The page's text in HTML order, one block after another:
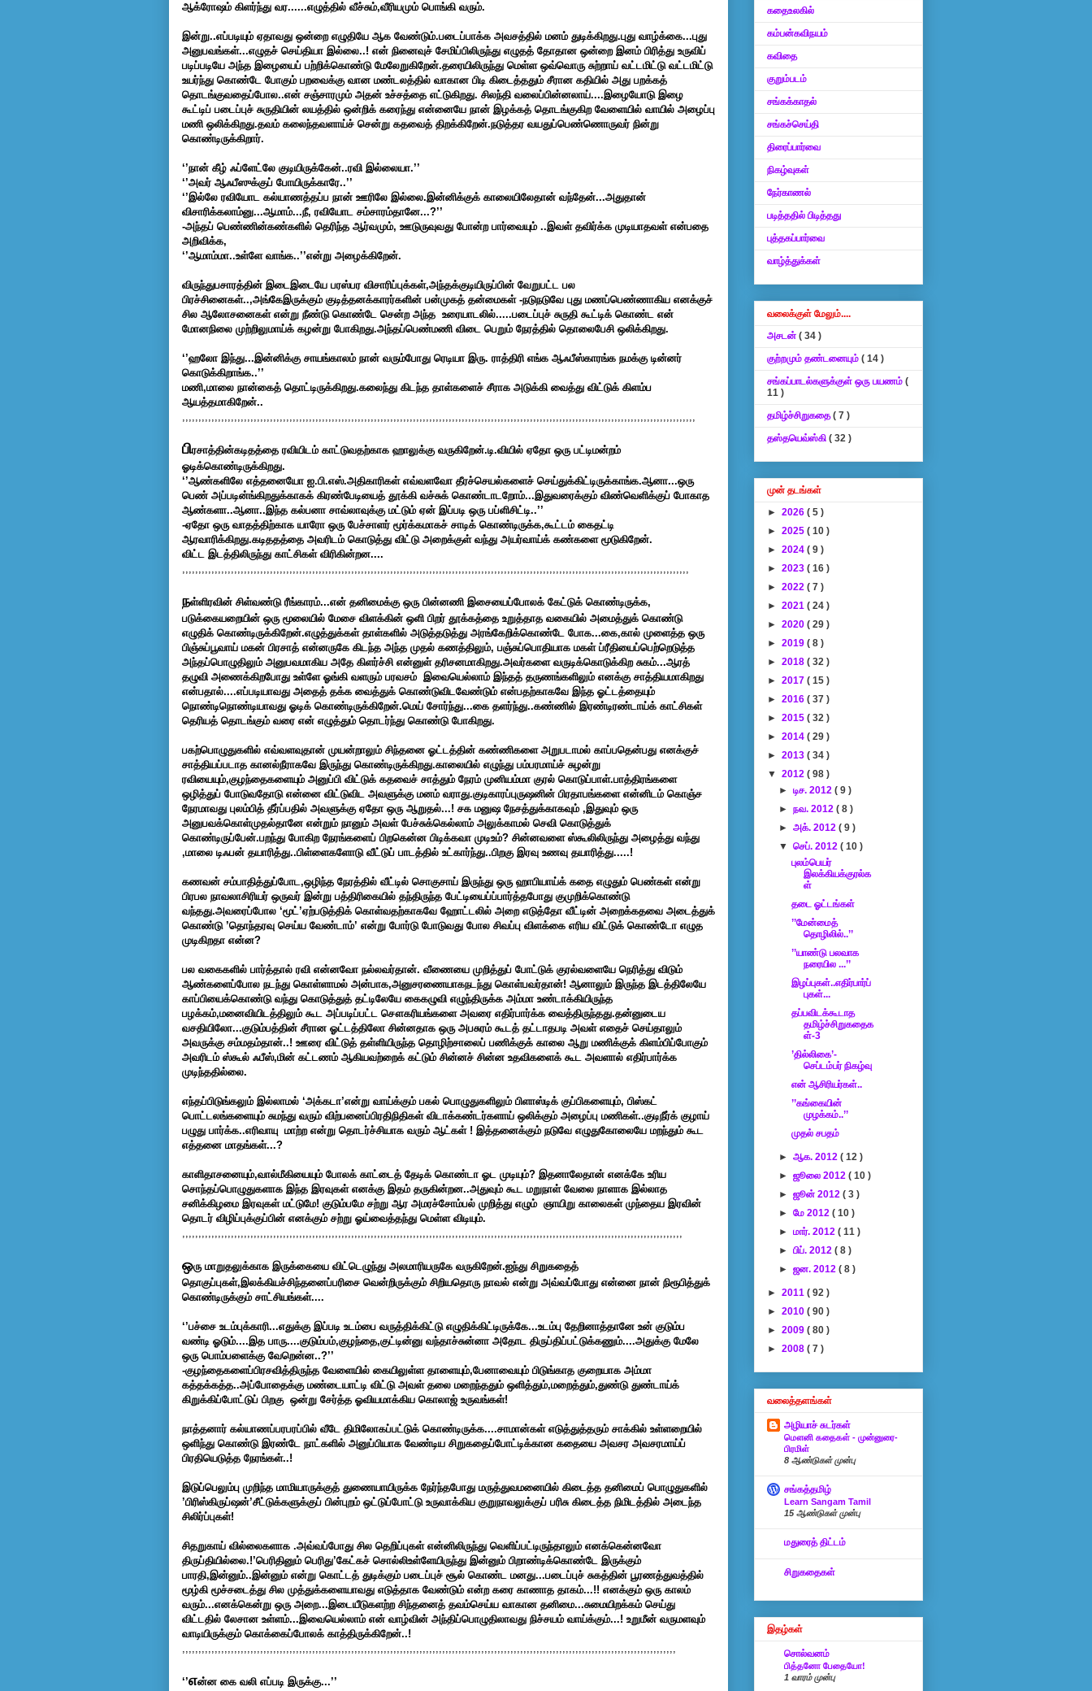
ஆக்ரோஷம் கிளர்ந்து வர......எழுத்தில் வீச்சும்,வீரியமும் பொங்கி வரும்.
இன்று..எப்படியும் ஏதாவது ஒன்றை எழுதியே ஆக வேண்டும்.படைப்பாக்க அவசத்தில் மனம் துடிக்கிறது.புது வாழ்க்கை...புது
அனுபவங்கள்...எழுதச் செய்தியா இல்லை..! என் நினைவுச் சேமிப்பிலிருந்து எழுதத் தோதான ஒன்றை இனம் பிரித்து உருவிப்
படிப்படியே அந்த இழையைப் பற்றிக்கொண்டு மேலேறுகிறேன்.தரையிலிருந்து மெள்ள ஒவ்வொரு சுற்றாய் வட்டமிட்டு வட்டமிட்டு
உயர்ந்து கொண்டே போகும் பறவைக்கு வான மண்டலத்தில் வாகான பிடி கிடைத்ததும் சீரான கதியில் அது பறக்கத்
தொடங்குவதைப்போல..என் சஞ்சாரமும் அதன் உச்சத்தை எட்டுகிறது. சிலந்தி வலைப்பின்னலாய்....இழையோடு இழை
கூட்டிப் படைப்புச் சுருதியின் லயத்தில் ஒன்றிக் கரைந்து என்னையே நான் இழக்கத் தொடங்குகிற வேளையில் வாயில் அழைப்பு
மணி ஒலிக்கிறது.தவம் கலைந்தவளாய்ச் சென்று கதவைத் திறக்கிறேன்.நடுத்தர வயதுப்பெண்ணொருவர் நின்று
கொண்டிருக்கிறார்.
‘’நான் கீழ் ஃப்ளேட்லே குடியிருக்கேன்..ரவி இல்லையா.’’
‘’அவர் ஆஃபீஸுக்குப் போயிருக்காரே..’’
‘’இல்லே ரவியோட கல்யாணத்தப்ப நான் ஊரிலே இல்லை.இன்னிக்குக் காலையிலேதான் வந்தேன்...அதுதான்
விசாரிக்கலாம்னு...ஆமாம்...நீ, ரவியோட சம்சாரம்தானே...?’’
-அந்தப் பெண்ணின்கண்களில் தெரிந்த ஆர்வமும், ஊடுருவுவது போன்ற பார்வையும் ..இவள் தவிர்க்க முடியாதவள் என்பதை
அறிவிக்க,
‘’ஆமாம்மா..உள்ளே வாங்க..’’என்று அழைக்கிறேன்.
விருந்துபசாரத்தின் இடைஇடையே பரஸ்பர விசாரிப்புக்கள்,அந்தக்குடியிருப்பின் வேறுபட்ட பல
பிரச்சினைகள்..,அங்கேஇருக்கும் குடித்தனக்காரர்களின் பன்முகத் தன்மைகள் -நடுநடுவே புது மணப்பெண்ணாகிய எனக்குச்
சில ஆலோசனைகள் என்று நீண்டு கொண்டே சென்ற அந்த உரையாடலில்.....படைப்புச் சுருதி கூட்டிக் கொண்ட என்
மோனநிலை முற்றிலுமாய்க் கழன்று போகிறது.அந்தப்பெண்மணி விடை பெறும் நேரத்தில் தொலைபேசி ஒலிக்கிறது.
‘’ஹலோ இந்து...இன்னிக்கு சாயங்காலம் நான் வரும்போது ரெடியா இரு. ராத்திரி எங்க ஆஃபீஸ்காரங்க நமக்கு டின்னர்
கொடுக்கிறாங்க..’’
மணி,மாலை நான்கைத் தொட்டிருக்கிறது.கலைந்து கிடந்த தாள்களைச் சீராக அடுக்கி வைத்து விட்டுக் கிளம்ப
ஆயத்தமாகிறேன்..
,,,,,,,,,,,,,,,,,,,,,,,,,,,,,,,,,,,,,,,,,,,,,,,,,,,,,,,,,,,,,,,,,,,,,,,,,,,,,,,,,,,,,,,,,,,,,,,,,,,,,,,,,,,,,,,,,,,,,,,,,,,,,,,,,,,,,,,,,,,,,,,,,,,,,,,,,,,,,,
பிரசாத்தின்கடிதத்தை ரவியிடம் காட்டுவதற்காக ஹாலுக்கு வருகிறேன்.டி.வியில் ஏதோ ஒரு பட்டிமன்றம்
ஓடிக்கொண்டிருக்கிறது.
‘’ஆண்களிலே எத்தனையோ ஐ.பி.எஸ்.அதிகாரிகள் எவ்வளவோ தீரச்செயல்களைச் செய்துக்கிட்டிருக்காங்க.ஆனா...ஒரு
பெண் அப்படின்ங்கிறதுக்காகக் கிரண்பேடியைத் தூக்கி வச்சுக் கொண்டாடறோம்...இதுவரைக்கும் விண்வெளிக்குப் போகாத
ஆண்களா..ஆனா..இந்த கல்பனா சாவ்லாவுக்கு மட்டும் ஏன் இப்படி ஒரு பப்ளிசிட்டி..’’
-ஏதோ ஒரு வாதத்திற்காக யாரோ ஒரு பேச்சாளர் மூர்க்கமாகச் சாடிக் கொண்டிருக்க,கூட்டம் கைதட்டி
ஆரவாரிக்கிறது.கடிததத்தை அவரிடம் கொடுத்து விட்டு அறைக்குள் வந்து அயர்வாய்க் கண்களை மூடுகிறேன்.
விட்ட இடத்திலிருந்து காட்சிகள் விரிகின்றன....
,,,,,,,,,,,,,,,,,,,,,,,,,,,,,,,,,,,,,,,,,,,,,,,,,,,,,,,,,,,,,,,,,,,,,,,,,,,,,,,,,,,,,,,,,,,,,,,,,,,,,,,,,,,,,,,,,,,,,,,,,,,,,,,,,,,,,,,,,,,,,,,,,,,,,,,,,,,,
நள்ளிரவின் சிள்வண்டு ரீங்காரம்...என் தனிமைக்கு ஒரு பின்னணி இசையைப்போலக் கேட்டுக் கொண்டிருக்க,
படுக்கையறையின் ஒரு மூலையில் மேசை விளக்கின் ஒளி பிறர் தூக்கத்தை உறுத்தாத வகையில் அமைத்துக் கொண்டு
எழுதிக் கொண்டிருக்கிறேன்.எழுத்துக்கள் தாள்களில் அடுத்தடுத்து அரங்கேறிக்கொண்டே போக...கை,கால் முளைத்த ஒரு
பிஞ்சுப்பூவாய் மகன் பிரசாத் என்னருகே கிடந்த அந்த முதல் கணத்திலும், பஞ்சுப்பொதியாக மகள் ப்ரீதியைப்பெற்றெடுத்த
அந்தப்பொழுதிலும் அனுபவமாகிய அதே கிளர்ச்சி என்னுள் தரிசனமாகிறது.அவர்களை வருடிக்கொடுக்கிற சுகம்...ஆரத்
தழுவி அணைக்கிறபோது உள்ளே ஓங்கி வளரும் பரவசம் இவையெல்லாம் இந்தத் தருணங்களிலும் எனக்கு சாத்தியமாகிறது
என்பதால்....எப்படியாவது அதைத் தக்க வைத்துக் கொண்டுவிடவேண்டும் என்பதற்காகவே இந்த ஓட்டத்தையும்
நொண்டிநொண்டியாவது ஓடிக் கொண்டிருக்கிறேன்.மெய் சோர்ந்து...கை தளர்ந்து..கண்ணில் இரண்டிரண்டாய்க் காட்சிகள்
தெரியத் தொடங்கும் வரை என் எழுத்தும் தொடர்ந்து கொண்டு போகிறது.
பகற்பொழுதுகளில் எவ்வளவுதான் முயன்றாலும் சிந்தனை ஓட்டத்தின் கண்ணிகளை அறுபடாமல் காப்பதென்பது எனக்குச்
சாத்தியப்படாத கானல்நீராகவே இருந்து கொண்டிருக்கிறது.காலையில் எழுந்து பம்பரமாய்ச் சுழன்று
ரவியையும்,குழந்தைகளையும் அனுப்பி விட்டுக் கதவைச் சாத்தும் நேரம் முனியம்மா குரல் கொடுப்பாள்.பாத்திரங்களை
ஒழித்துப் போடுவதோடு என்னை விட்டுவிட அவளுக்கு மனம் வராது.குடிகாரப்புருஷனின் பிரதாபங்களை என்னிடம் கொஞ்ச
நேரமாவது புலம்பித் தீர்ப்பதில் அவளுக்கு ஏதோ ஒரு ஆறுதல்...! சக மனுஷ நேசத்துக்காகவும் ,இதுவும் ஒரு
அனுபவக்கொள்முதல்தானே என்றும் நானும் அவள் பேச்சுக்கெல்லாம் அலுக்காமல் செவி கொடுத்துக்
கொண்டிருப்பேன்.பறந்து போகிற நேரங்களைப் பிறகென்ன பிடிக்கவா முடிஉம்? சின்னவளை ஸ்கூலிலிருந்து அழைத்து வந்து
,மாலை டிஃபன் தயாரித்து..பிள்ளைகளோடு வீட்டுப் பாடத்தில் உட்கார்ந்து..பிறகு இரவு உணவு தயாரித்து.....!
கணவன் சம்பாதித்துப்போட,ஒழிந்த நேரத்தில் வீட்டில் சொகுசாய் இருந்து ஒரு ஹாபியாய்க் கதை எழுதும் பெண்கள் என்று
பிரபல நாவலாசிரியர் ஒருவர் இன்று பத்திரிகையில் தந்திருந்த பேட்டியைப்ப்பார்த்தபோது குமுறிக்கொண்டு
வந்தது.அவரைப்போல ‘மூட்’ஏற்படுத்திக் கொள்வதற்காகவே ஹோட்டலில் அறை எடுத்தோ வீட்டின் அறைக்கதவை அடைத்துக்
கொண்டு ’தொந்தரவு செய்ய வேண்டாம்’ என்று போர்டு போடுவது போல சிவப்பு விளக்கை எரிய விட்டுக் கொண்டோ எழுத
முடிகிறதா என்ன?
பல வகைகளில் பார்த்தால் ரவி என்னவோ நல்லவர்தான். வீணையை முறித்துப் போட்டுக் குரல்வளையே நெரித்து விடும்
ஆண்களைப்போல நடந்து கொள்ளாமல் அன்பாக,அனுசரணையாகநடந்து கொள்பவர்தான்! ஆனாலும் இருந்த இடத்திலேயே
காப்பியைக்கொண்டு வந்து கொடுத்துத் தட்டிலேயே கைகழுவி எழுந்திருக்க அம்மா உண்டாக்கியிருந்த
பழக்கம்,மனைவியிடத்திலும் கூட அப்படிப்பட்ட சௌகரியங்களை அவரை எதிர்பார்க்க வைத்திருந்தது.தன்னுடைய
வசதியிலோ...குடும்பத்தின் சீரான ஓட்டத்திலோ சின்னதாக ஒரு அபசுரம் கூடத் தட்டாதபடி அவள் எதைச் செய்தாலும்
அவருக்கு சம்மதம்தான்..! ஊரை விட்டுத் தள்ளியிருந்த தொழிற்சாலைப் பணிக்குக் காலை ஆறு மணிக்குக் கிளம்பிப்போகும்
அவரிடம் ஸ்கூல் ஃபீஸ்,மின் கட்டணம் ஆகியவற்றைக் கட்டும் சின்னச் சின்ன உதவிகளைக் கூட அவளால் எதிர்பார்க்க
முடிந்ததில்லை.
எந்தப்பிடுங்கலும் இல்லாமல் ‘அக்கடா’என்று வாய்க்கும் பகல் பொழுதுகளிலும் பிளாஸ்டிக் குப்பிகளையும், பிஸ்கட்
பொட்டலங்களையும் சுமந்து வரும் விற்பனைப்பிரதிநிதிகள் விடாக்கண்டர்களாய் ஒலிக்கும் அழைப்பு மணிகள்..குடிநீர்க் குழாய்
பழுது பார்க்க..எரிவாயு மாற்ற என்று தொடர்ச்சியாக வரும் ஆட்கள் ! இத்தனைக்கும் நடுவே எழுதுகோலையே மறந்தும் கூட
எத்தனை மாதங்கள்...?
காளிதாசனையும்,வால்மீகியையும் போலக் காட்டைத் தேடிக் கொண்டா ஓட முடியும்? இதனாலேதான் எனக்கே உரிய
சொந்தப்பொழுதுகளாக இந்த இரவுகள் எனக்கு இதம் தருகின்றன..அதுவும் கூட மறுநாள் வேலை நாளாக இல்லாத
சனிக்கிழமை இரவுகள் மட்டுமே! குடும்பமே சற்று ஆர அமரச்சோம்பல் முறித்து எழும் ஞாயிறு காலைகள் முந்தைய இரவின்
தொடர் விழிப்புக்குப்பின் எனக்கும் சற்று ஓய்வைத்தந்து மெள்ள விடியும்.
,,,,,,,,,,,,,,,,,,,,,,,,,,,,,,,,,,,,,,,,,,,,,,,,,,,,,,,,,,,,,,,,,,,,,,,,,,,,,,,,,,,,,,,,,,,,,,,,,,,,,,,,,,,,,,,,,,,,,,,,,,,,,,,,,,,,,,,,,,,,,,,,,,,,,,,,,,
ஒரு மாறுதலுக்காக இருக்கையை விட்டெழுந்து அலமாரியருகே வருகிறேன்.ஐந்து சிறுகதைத்
தொகுப்புகள்,இலக்கியச்சிந்தனைப்பரிசை வென்றிருக்கும் சிறியதொரு நாவல் என்று அவ்வப்போது என்னை நான் நிரூபித்துக்
கொண்டிருக்கும் சாட்சியங்கள்....
‘’பச்சை உடம்புக்காரி...எதுக்கு இப்படி உடம்பை வருத்திக்கிட்டு எழுதிக்கிட்டிருக்கே...உடம்பு தேறினாத்தானே உன் குடும்ப
வண்டி ஓடும்....இத பாரு....குடும்பம்,குழந்தை,குட்டின்னு வந்தாச்சுன்னா அதோட திருப்திப்பட்டுக்கணும்....அதுக்கு மேலே
ஒரு பொம்பளைக்கு வேறென்ன..?’’
-குழந்தைகளைப்பிரசவித்திருந்த வேளையில் கையிலுள்ள தாளையும்,பேனாவையும் பிடுங்காத குறையாக அம்மா
கத்தக்கத்த..அப்போதைக்கு மண்டையாட்டி விட்டு அவள் தலை மறைந்ததும் ஒளித்தும்,மறைத்தும்,துண்டு துண்டாய்க்
கிறுக்கிப்போட்டுப் பிறகு ஒன்று சேர்த்த ஓவியமாக்கிய கொலாஜ் உருவங்கள்!
நாத்தனார் கல்யாணப்பரபரப்பில் வீடே திமிலோகப்பட்டுக் கொண்டிருக்க....சாமான்கள் எடுத்துத்தரும் சாக்கில் உள்ளறையில்
ஒளிந்து கொண்டு இரண்டே நாட்களில் அனுப்பியாக வேண்டிய சிறுகதைப்போட்டிக்கான கதையை அவசர அவசரமாய்ப்
பிரதியெடுத்த நேரங்கள்..!
இடுப்பெலும்பு முறிந்த மாமியாருக்குத் துணையாயிருக்க நேர்ந்தபோது மருத்துவமனையில் கிடைத்த தனிமைப் பொழுதுகளில்
’பிரிஸ்கிருப்ஷன்’சீட்டுக்களுக்குப் பின்புறம் ஒட்டுப்போட்டு உருவாக்கிய குறுநாவலுக்குப் பரிசு கிடைத்த நிமிடத்தில் அடைந்த
சிலிர்ப்புகள்!
சிதறுகாய் வில்லைகளாக .அவ்வப்போது சில தெறிப்புகள் என்னிலிருந்து வெளிப்பட்டிருந்தாலும் எனக்கென்னவோ
திருப்தியில்லை.!’பெரிதினும் பெரிது’கேட்கச் சொல்லிஉள்ளேயிருந்து இன்னும் பிறாண்டிக்கொண்டே இருக்கும்
பாரதி,இன்னும்..இன்னும் என்று கொட்டத் துடிக்கும் படைப்புச் சூல் கொண்ட மனது...படைப்புச் சுகத்தின் பூரணத்துவத்தில்
மூழ்கி மூச்சடைத்து சில முத்துக்களையாவது எடுத்தாக வேண்டும் என்ற கரை காணாத தாகம்...!! எனக்கும் ஒரு காலம்
வரும்...எனக்கென்று ஒரு அறை...இடையீடுகளற்ற சிந்தனைத் தவம்செய்ய வாகான தனிமை...சுமையிறக்கம் செய்து
விட்டதில் லேசான உள்ளம்...இவையெல்லாம் என் வாழ்வின் அந்திப்பொழுதிலாவது நிச்சயம் வாய்க்கும்...! உறுமீன் வருமளவும்
வாடியிருக்கும் கொக்கைப்போலக் காத்திருக்கிறேன்..!
,,,,,,,,,,,,,,,,,,,,,,,,,,,,,,,,,,,,,,,,,,,,,,,,,,,,,,,,,,,,,,,,,,,,,,,,,,,,,,,,,,,,,,,,,,,,,,,,,,,,,,,,,,,,,,,,,,,,,,,,,,,,,,,,,,,,,,,,,,,,,,,,,,,,,,,,
‘’என்ன கை வலி எப்படி இருக்கு...’’
கதைஉலகில்
கம்பன்கவிநயம்
கவிதை
குறும்படம்
சங்கக்காதல்
சங்கச்செய்தி
திரைப்பார்வை
நிகழ்வுகள்
நேர்காணல்
படித்ததில் பிடித்தது
புத்தகப்பார்வை
வாழ்த்துக்கள்
வலைக்குள் மேலும்....
அசடன் ( 34 )
குற்றமும் தண்டனையும் ( 14 )
சங்கப்பாடல்களுக்குள் ஒரு பயணம் (
11 )
தமிழ்ச்சிறுகதை( 7 )
தஸ்தயெவ்ஸ்கி ( 32 )
முன் தடங்கள்
► 2026 ( 5 )
► 2025 ( 10 )
► 2024 ( 9 )
► 2023 ( 16 )
► 2022 ( 7 )
► 2021 ( 24 )
► 2020 ( 29 )
► 2019 ( 8 )
► 2018 ( 32 )
► 2017 ( 15 )
► 2016 ( 37 )
► 2015 ( 32 )
► 2014 ( 29 )
► 2013 ( 34 )
▼ 2012 ( 98 )
►டிச. 2012( 9 )
►நவ. 2012( 8 )
►அக். 2012( 9 )
▼செப். 2012( 10 )
புலம்பெயர்
இலக்கியக்குரல்க
ள்
தடை ஓட்டங்கள்
’’மேன்மைத்
தொழிலில்..’’
’’யாண்டு பலவாக
நரையில ...’’
இழப்புகள்..எதிர்பார்ப்
புகள்...
தப்பவிடக்கூடாத
தமிழ்ச்சிறுகதைக
ள்-3
’தில்லிகை’-
செப்டம்பர் நிகழ்வு
என் ஆசிரியர்கள்..
’’கங்கையின்
முழக்கம்..’’
முதல் சபதம்
►ஆக. 2012( 12 )
►ஜூலை 2012( 10 )
►ஜூன் 2012( 3 )
►மே 2012( 10 )
►மார். 2012( 11 )
►பிப். 2012( 8 )
►ஜன. 2012( 8 )
► 2011 ( 92 )
► 2010 ( 90 )
► 2009 ( 80 )
► 2008 ( 7 )
வலைத்தளங்கள்
அழியாச் சுடர்கள்
மௌனி கதைகள் - முன்னுரை-
பிரமிள்
8 ஆண்டுகள் முன்பு
சங்கத்தமிழ்
Learn Sangam Tamil
15 ஆண்டுகள் முன்பு
மதுரைத் திட்டம்
சிறுகதைகள்
இதழ்கள்
சொல்வனம்
பித்தனோ பேதையோ!
1 வாரம் முன்பு